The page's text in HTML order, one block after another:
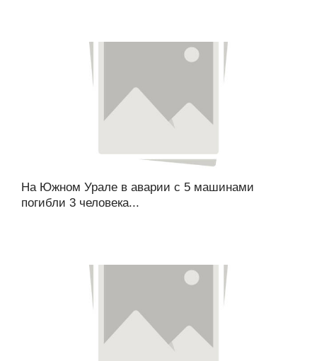
На Южном Урале в аварии с 5 машинами
погибли 3 человека...